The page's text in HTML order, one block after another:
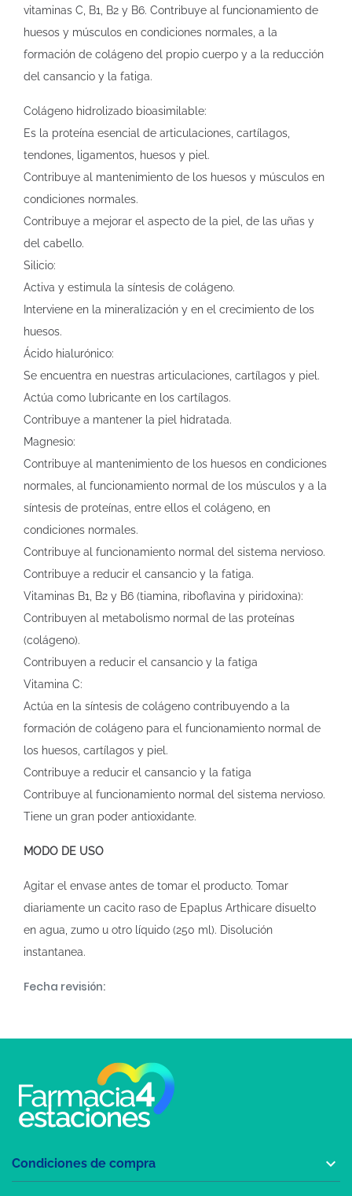
vitaminas C, B1, B2 y B6. Contribuye al funcionamiento de
huesos y músculos en condiciones normales, a la
formación de colágeno del propio cuerpo y a la reducción
del cansancio y la fatiga.
Colágeno hidrolizado bioasimilable:
Es la proteína esencial de articulaciones, cartílagos,
tendones, ligamentos, huesos y piel.
Contribuye al mantenimiento de los huesos y músculos en
condiciones normales.
Contribuye a mejorar el aspecto de la piel, de las uñas y
del cabello.
Silicio:
Activa y estimula la síntesis de colágeno.
Interviene en la mineralización y en el crecimiento de los
huesos.
Ácido hialurónico:
Se encuentra en nuestras articulaciones, cartílagos y piel.
Actúa como lubricante en los cartílagos.
Contribuye a mantener la piel hidratada.
Magnesio:
Contribuye al mantenimiento de los huesos en condiciones
normales, al funcionamiento normal de los músculos y a la
síntesis de proteínas, entre ellos el colágeno, en
condiciones normales.
Contribuye al funcionamiento normal del sistema nervioso.
Contribuye a reducir el cansancio y la fatiga.
Vitaminas B1, B2 y B6 (tiamina, riboflavina y piridoxina):
Contribuyen al metabolismo normal de las proteínas
(colágeno).
Contribuyen a reducir el cansancio y la fatiga
Vitamina C:
Actúa en la síntesis de colágeno contribuyendo a la
formación de colágeno para el funcionamiento normal de
los huesos, cartílagos y piel.
Contribuye a reducir el cansancio y la fatiga
Contribuye al funcionamiento normal del sistema nervioso.
Tiene un gran poder antioxidante.
MODO DE USO
Agitar el envase antes de tomar el producto. Tomar
diariamente un cacito raso de Epaplus Arthicare disuelto
en agua, zumo u otro líquido (250 ml). Disolución
instantanea.
Fecha revisión:
Condiciones de compra 